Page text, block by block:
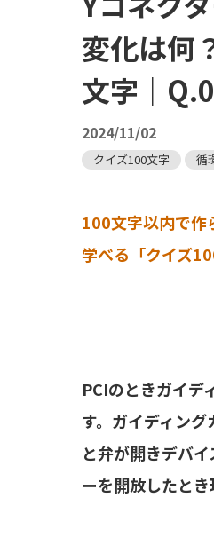
変化は何
文字｜
2024/11/02
クイズ100文字 循
100文字以内で作
学べる「クイズ
PCIのときガイデ
す。ガイディン
と弁が開きデバ
ーを開放したと